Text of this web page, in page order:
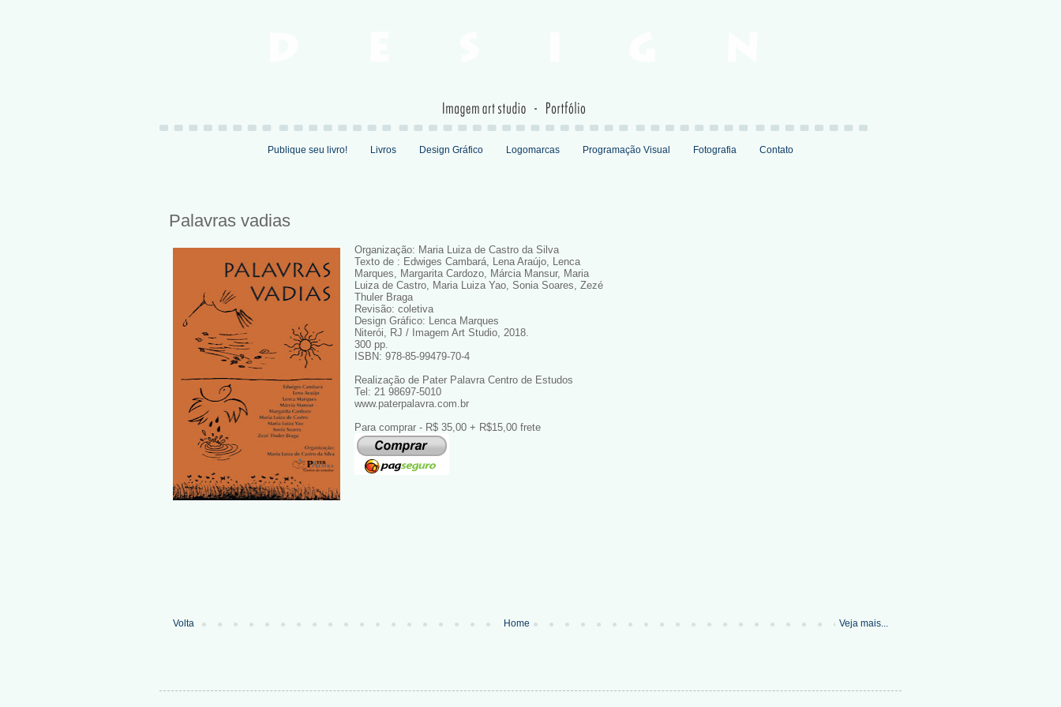
Publique seu livro! Livros Design Gráfico Logomarcas Programação Visual Fotografia Contato
Palavras vadias
Organização: Maria Luiza de Castro da Silva
Texto de : Edwiges Cambará, Lena Araújo, Lenca
Marques, Margarita Cardozo, Márcia Mansur, Maria
Luiza de Castro, Maria Luiza Yao, Sonia Soares, Zezé
Thuler Braga
Revisão: coletiva
Design Gráfico: Lenca Marques
Niterói, RJ / Imagem Art Studio, 2018.
300 pp.
ISBN: 978-85-99479-70-4
Realização de Pater Palavra Centro de Estudos
Tel: 21 98697-5010
www.paterpalavra.com.br
Para comprar - R$ 35,00 + R$15,00 frete
Volta Veja mais...
Home